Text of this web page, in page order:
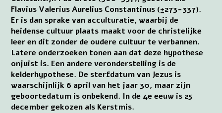
Flavius Valerius Aurelius Constantinus (±273-337).
Er is dan sprake van acculturatie, waarbij de
heidense cultuur plaats maakt voor de christelijke
leer en dit zonder de oudere cultuur te verbannen.
Latere onderzoeken tonen aan dat deze hypothese
onjuist is. Een andere veronderstelling is de
kelderhypothese. De sterfdatum van Jezus is
waarschijnlijk 6 april van het jaar 30, maar zijn
geboortedatum is onbekend. In de 4e eeuw is 25
december gekozen als Kerstmis.